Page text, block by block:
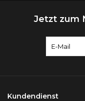
Jetzt zum
Kundendienst